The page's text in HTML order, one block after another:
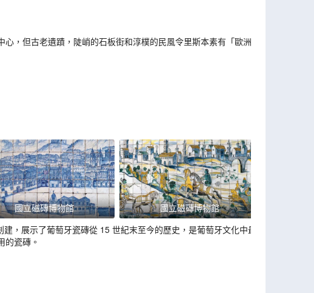
，但古老遺蹟，陡峭的石板街和淳樸的民風令里斯本素有「歐洲的
國立磁磚博物館
國立磁磚博物館
，展示了葡萄牙瓷磚從 15 世紀末至今的歷史，是葡萄牙文化中最
的瓷磚。